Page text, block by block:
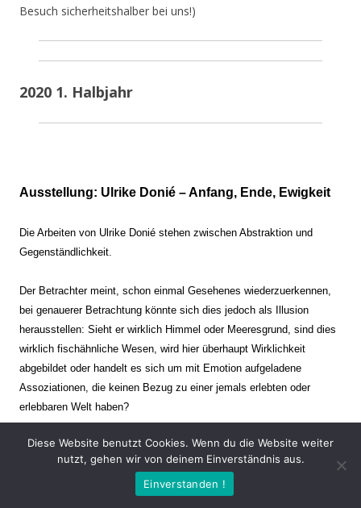
Besuch sicherheitshalber bei uns!)
2020 1. Halbjahr
Ausstellung: Ulrike Donié – Anfang, Ende, Ewigkeit
Die Arbeiten von Ulrike Donié stehen zwischen Abstraktion und
Gegenständlichkeit.
Der Betrachter meint, schon einmal Gesehenes wiederzuerkennen,
bei genauerer Betrachtung könnte sich dies jedoch als Illusion
herausstellen: Sieht er wirklich Himmel oder Meeresgrund, sind dies
wirklich fischähnliche Wesen, wird hier überhaupt Wirklichkeit
abgebildet oder handelt es sich um mit Emotion aufgeladene
Assoziationen, die keinen Bezug zu einer jemals erlebten oder
erlebbaren Welt haben?
Verharren und Dynamik stehen sich dabei gegenüber. Zeit steht still
oder verrinnt im Nu. Es soll dabei eine Spannung, auch farblich, bis
zur Schmerzgrenze erzeugt werden. Die Arbeiten stellen ambivalente
Diese Website benutzt Cookies. Wenn du die Website weiter
nutzt, gehen wir von deinem Einverständnis aus.
Einverstanden !